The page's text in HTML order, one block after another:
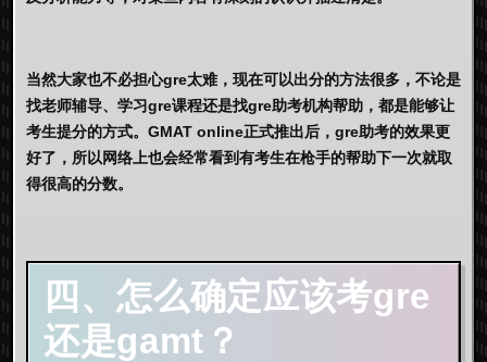
当然大家也不必担心gre太难，现在可以出分的方法很多，不论是
找老师辅导、学习gre课程还是找gre助考机构帮助，都是能够让
考生提分的方式。GMAT online正式推出后，gre助考的效果更
好了，所以网络上也会经常看到有考生在枪手的帮助下一次就取
得很高的分数。
四、怎么确定应该考gre
还是gamt？